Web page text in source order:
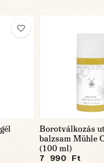
Borotválkozás
balzsam Mühle
(100 ml)
7 990 Ft